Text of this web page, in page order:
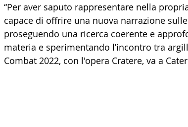
“Per aver saputo rappresentare nella
capace di offrire una nuova narrazione
proseguendo una ricerca coerente e
materia e sperimentando l’incontro tra
Combat 2022, con l'opera Cratere, va a